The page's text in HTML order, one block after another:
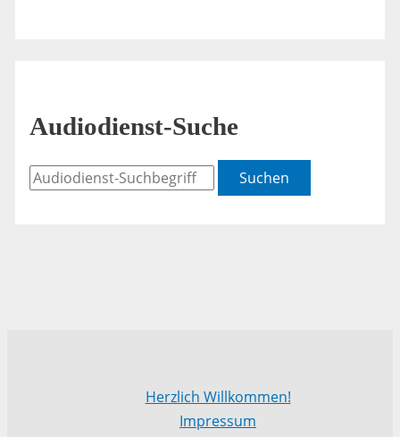
Audiodienst-Suche
Suchen
Herzlich Willkommen!
Impressum